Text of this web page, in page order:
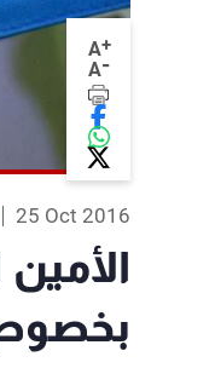
A+
A-
25 Oct 2016